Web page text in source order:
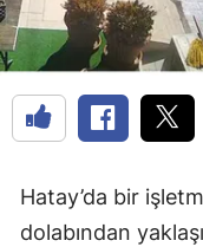
Hatay’da bir
dolabından